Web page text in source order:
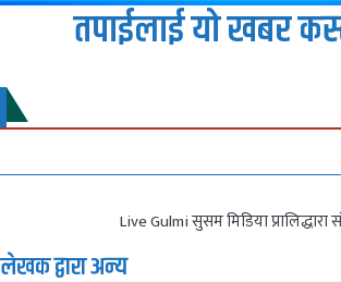
तपाईलाई यो खबर
Live Gulmi सुसम मिडिया
लेखक द्वारा अन्य